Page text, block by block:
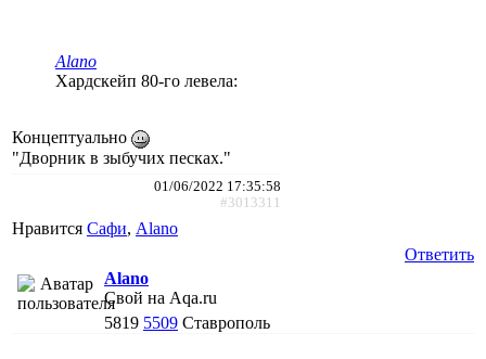
Alano
Хардскейп 80-го левела:
Концептуально
"Дворник в зыбучих песках."
01/06/2022 17:35:58
#3013311
Нравится Сафи, Alano
Ответить
Alano
Свой на Aqa.ru
5819 5509 Ставрополь